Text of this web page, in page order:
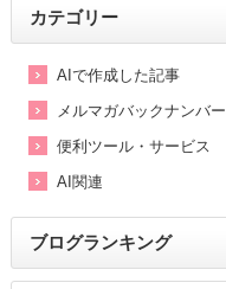
カテゴリー
AIで作成した記事
メルマガバックナンバー
便利ツール・サービス
AI関連
ブログランキング